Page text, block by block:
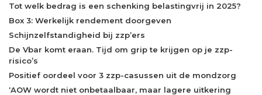
Tot welk bedrag is een schenking belastingvrij in 2025?
Box 3: Werkelijk rendement doorgeven
Schijnzelfstandigheid bij zzp’ers
De Vbar komt eraan. Tijd om grip te krijgen op je zzp-
risico’s
Positief oordeel voor 3 zzp-casussen uit de mondzorg
‘AOW wordt niet onbetaalbaar, maar lagere uitkering